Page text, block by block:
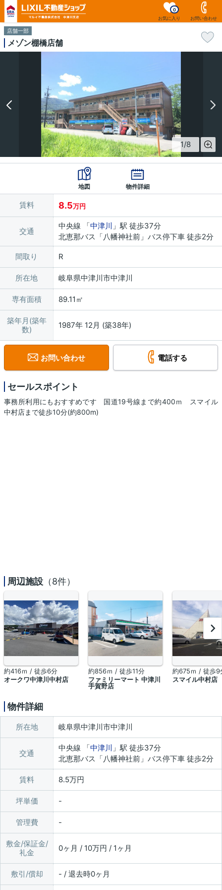
お気に入り
0
お問い合わせ
店舗一部
メゾン棚橋店舗
1/8
地図 物件詳細
賃料 8.5万円
交通
中央線 「中津川 」駅 徒歩37分
北恵那バス「八幡神社前」バス停下車 徒歩2分
間取り R
所在地 岐阜県中津川市中津川
専有面積 89.11㎡
築年月(築年
数)
1987年 12月 (築38年)
お問い合わせ 電話する
セールスポイント
事務所利用にもおすすめです 国道19号線まで約400ｍ スマイル
中村店まで徒歩10分(約800m)
周辺施設 （8件）
約416ｍ / 徒歩6分
オークワ中津川中村店
約856ｍ / 徒歩11分
ファミリーマート 中津川
手賀野店
約675ｍ / 徒歩9
スマイル中村店
物件詳細
所在地 岐阜県中津川市中津川
交通
中央線 「中津川 」駅 徒歩37分
北恵那バス「八幡神社前」バス停下車 徒歩2分
賃料 8.5万円
坪単価
管理費
敷金/保証金/
礼金
0ヶ月 / 10万円 / 1ヶ月
敷引/償却 - / 退去時0ヶ月